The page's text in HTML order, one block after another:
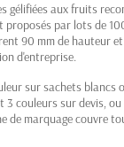
gélifiées aux fruits
par lots de
90 mm de hauteur
d'entreprise.
sur sachets
3 couleurs sur devis,
de marquage couvre